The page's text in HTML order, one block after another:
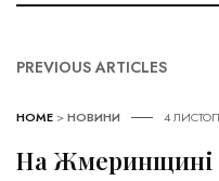
PREVIOUS ARTICLES
HOME >НОВИНИ 4
На Жмеринщині